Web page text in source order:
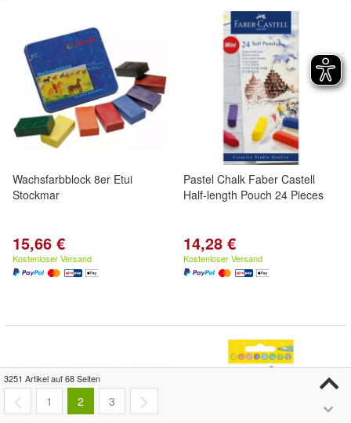
Wachsfarbblock 8er Etui
Stockmar
15,66 €
Kostenloser Versand
Pastel Chalk Faber Castell
Half-length Pouch 24 Pieces
14,28 €
Kostenloser Versand
3251 Artikel auf 68 Seiten
1 2 3